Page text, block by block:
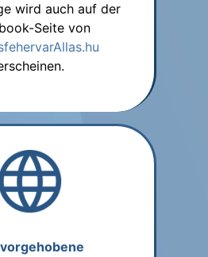
wird auch auf der
Seite von